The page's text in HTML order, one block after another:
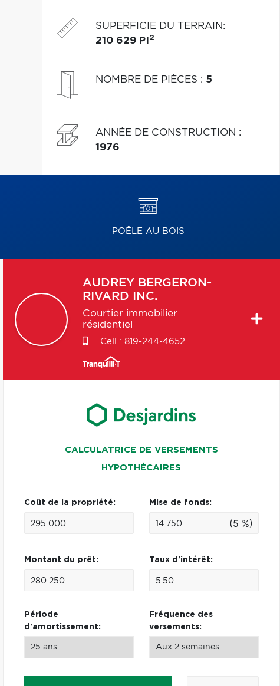
pour concrétiser vos projets. À voir!
SUPERFICIE DU TERRAIN:
210 629 PI 2
NOMBRE DE PIÈCES : 5
ANNÉE DE CONSTRUCTION :
1976
POÊLE AU BOIS
AUDREY BERGERON-
RIVARD INC.
Courtier immobilier
résidentiel
Cell.: 819-244-4652
CALCULATRICE DE VERSEMENTS
HYPOTHÉCAIRES
Coût de la propriété: Mise de fonds:
(5 %)
Montant du prêt: Taux d'intérêt:
Période
d'amortissement:
Fréquence des
versements: